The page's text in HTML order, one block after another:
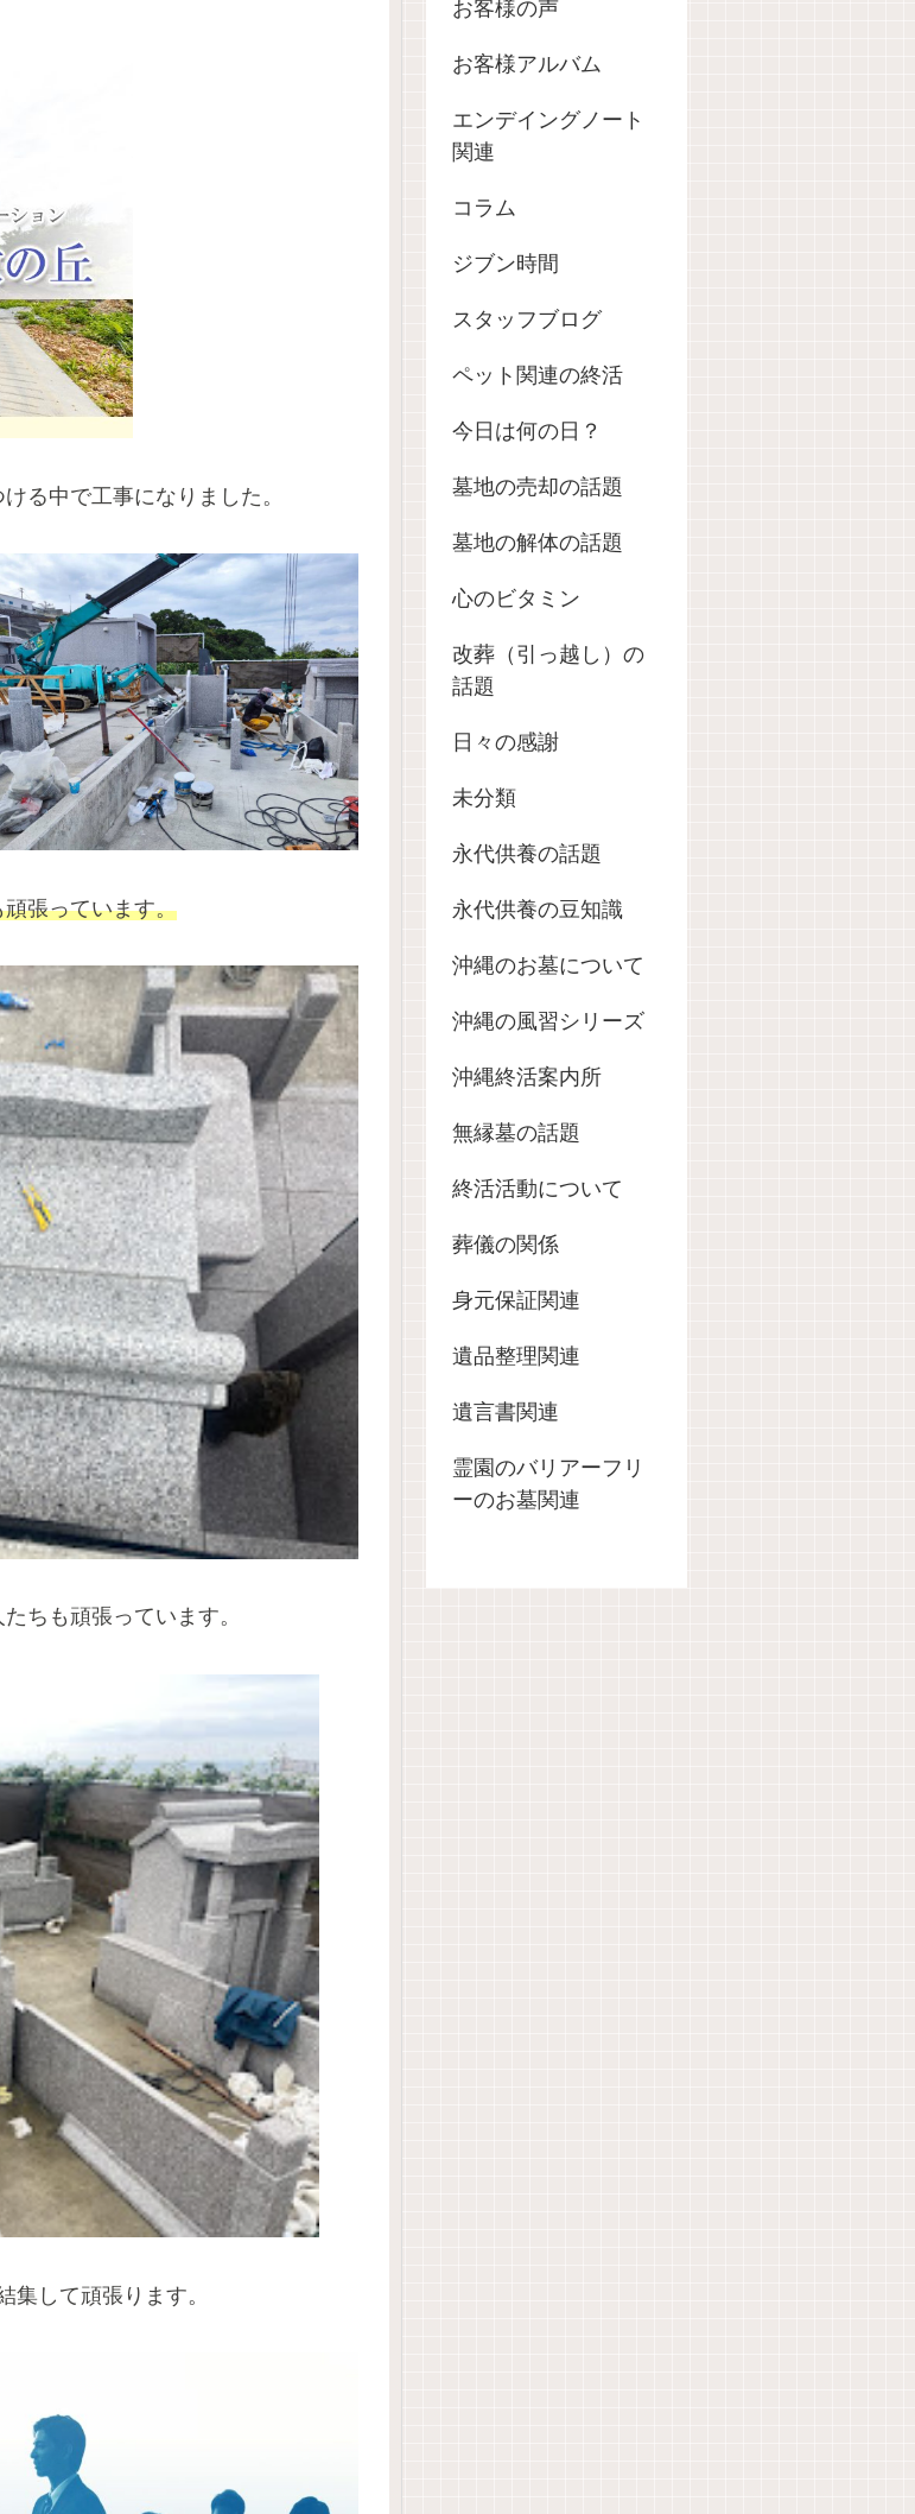
る中で工事になりました。
張っています。
ちも頑張っています。
集して頑張ります。
お客様の声
お客様アルバム
エンデイングノート
関連
コラム
ジブン時間
スタッフブログ
ペット関連の終活
今日は何の日？
墓地の売却の話題
墓地の解体の話題
心のビタミン
改葬（引っ越し）の
話題
日々の感謝
未分類
永代供養の話題
永代供養の豆知識
沖縄のお墓について
沖縄の風習シリーズ
沖縄終活案内所
無縁墓の話題
終活活動について
葬儀の関係
身元保証関連
遺品整理関連
遺言書関連
霊園のバリアーフリ
ーのお墓関連